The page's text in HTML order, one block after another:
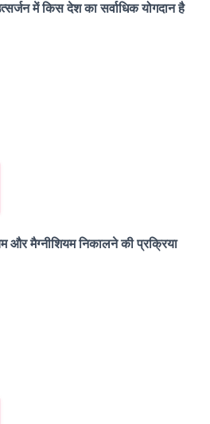
में किस देश का सर्वाधिक योगदान है
मैग्नीशियम निकालने की प्रक्रिया